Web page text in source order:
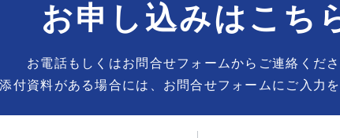
お申し込みはこち
お電話もしくはお問合せフォームからご連絡くださ
付資料がある場合には、お問合せフォームにご入力を